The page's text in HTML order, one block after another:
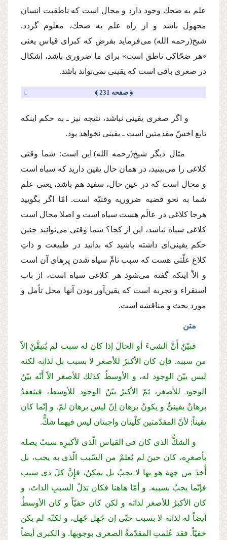
علم به ضحك وجود دارد و محال است كه ناطقیت انسان
مجهول باشد و از راه علم به ضحك، معلوم گردد.
شیخ(رحمه الله)می‌فرماید بفرض كه كبرای قیاس یعنی
«هر ضحّاكی ناطق است» برای ما ضروری باشد، اشكال
در صغری باقی است كه یقینی نمی‌تواند باشد.
﴿ صفحه 231 ﴾
و اگر صغری یقینی نباشد، نتیجه نیز ـ به حكم اینكه
تابع اخسّ مقدمتین است ـ یقینی نخواهد بود.
مثال دیگر شیخ(رحمه الله)این است: شما وقتی
كلاغی را می‌بینید، در همان حال یقین دارید كه سیاه است
و محال است كه در عین حال، سفید هم باشد، یعنی علم
شما به نحو قضیه ضروریه وقتیّه است. امّا اگر بگویید
هرجا كلاغی در عالَم هست سیاه است و اصلا محال است
كلاغی سیاه نباشد، این از كجا؟ شما وقتی می‌توانید چنین
حكم یقینی‌ای داشته باشید كه بدانید در طبیعت و ذاتِ
كلاغ علّتی هست كه سبب تامِّ سیاه شدن پرهای آن است
و الاّ اینكه گفته می‌شود هر كلاغی سیاه است، از باب
استقراء و تجربه است كه یقین‌آور بودن آنها محل تأمل و
مورد بحث و مناقشه است.
متن
فبیّنٌ أَنَّ الشیءَ أو الحالَ إذا كان له سبب لم یُتیقَّنْ إلاّ
من سببه. فإن كان الأكبرُ للأصغر لا بسبب بل لذاتِه لكنه
لیس بیّنَ الوجود له، و الأوسطُ كذلك للأصغر الاّ أَنّه بیّنُ
الوجود للأصغر، ثمّ الأكبرُ بیّنُ الوجود للأوسط، فینعقدُ
برهانٌ یقینیٌّ و یكونُ برهانَ اِنّ لیس برهانَ لمّ. و إنّما كان
یقیناً; لأنّ المقدّمتین كلّیتان واجبتان لیس فیهما شكٌّ.
و الشكُّ الذی كان فی القیاس الّذی لأكبرِه سببٌ یصله
بأصغرِه، كان حینَ لم یُعلمْ من السّبب الّذی به یجب، بل
أُخذَ من جهة هو بها لا یجبُ بل یمكنُ، فإِنَّ كلَ ذی سبب
فإنّما یجبُ بسببه. و أمّا هاهنا فكان بَدَلُ السببِ الذاتَ، و
كان الأكبرُ للأصغر لذاته و لكن كان خفیّاً و كان الأوسطُ
أیضاً له لذاته لا بسبب حتّی إن جُهل جُهل، و لكنّه لم یكن
خفیّاً. فقد عُلمتِ المقدّمةُ الصغری بوجوبها. و الكبری أیضاً